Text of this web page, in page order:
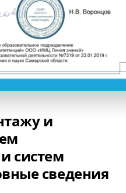
и
систем
сведения